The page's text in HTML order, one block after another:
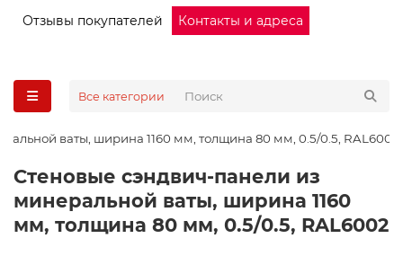
Отзывы покупателей
Контакты и адреса
Все категории
ваты, ширина 1160 мм, толщина 80 мм, 0.5/0.5, RAL6002
Стеновые сэндвич-панели из
минеральной ваты, ширина 1160
мм, толщина 80 мм, 0.5/0.5, RAL6002